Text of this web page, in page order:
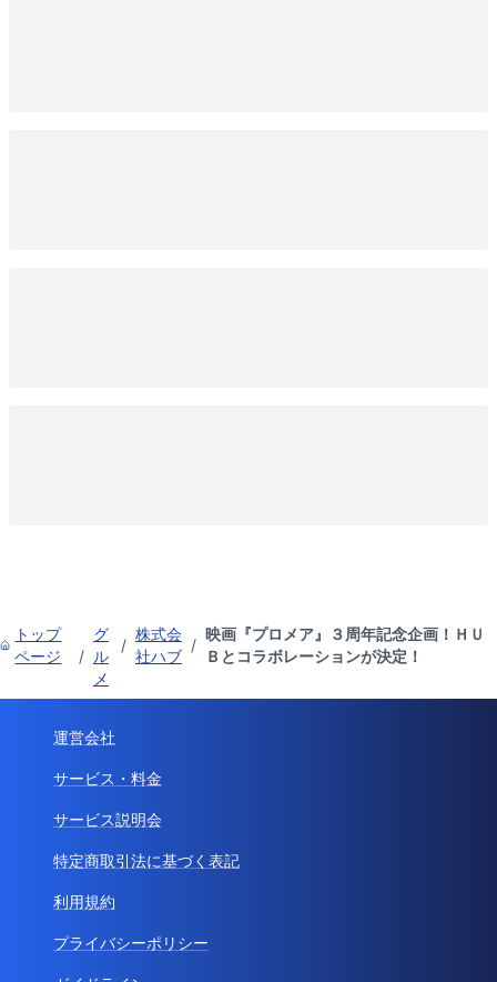
トップ
ページ
/
グ
ル
メ
/
株式会
社ハブ
/
映画『プロメア』３周年記念企画！ＨＵ
Ｂとコラボレーションが決定！
運営会社
サービス・料金
サービス説明会
特定商取引法に基づく表記
利用規約
プライバシーポリシー